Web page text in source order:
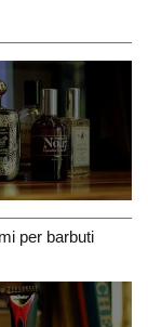
per barbuti